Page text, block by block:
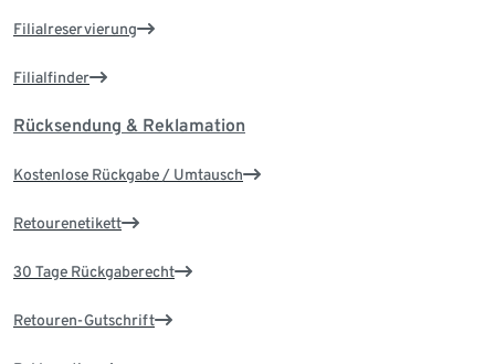
Filialreservierung
Filialfinder
Rücksendung & Reklamation
Kostenlose Rückgabe / Umtausch
Retourenetikett
30 Tage Rückgaberecht
Retouren-Gutschrift